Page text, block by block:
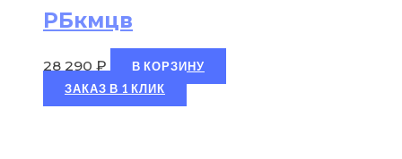
РБкмцв
28 290 ₽
В КОРЗИНУ
ЗАКАЗ В 1 КЛИК